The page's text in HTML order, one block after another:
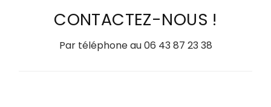
CONTACTEZ-NOUS !
Par téléphone au06 43 87 23 38